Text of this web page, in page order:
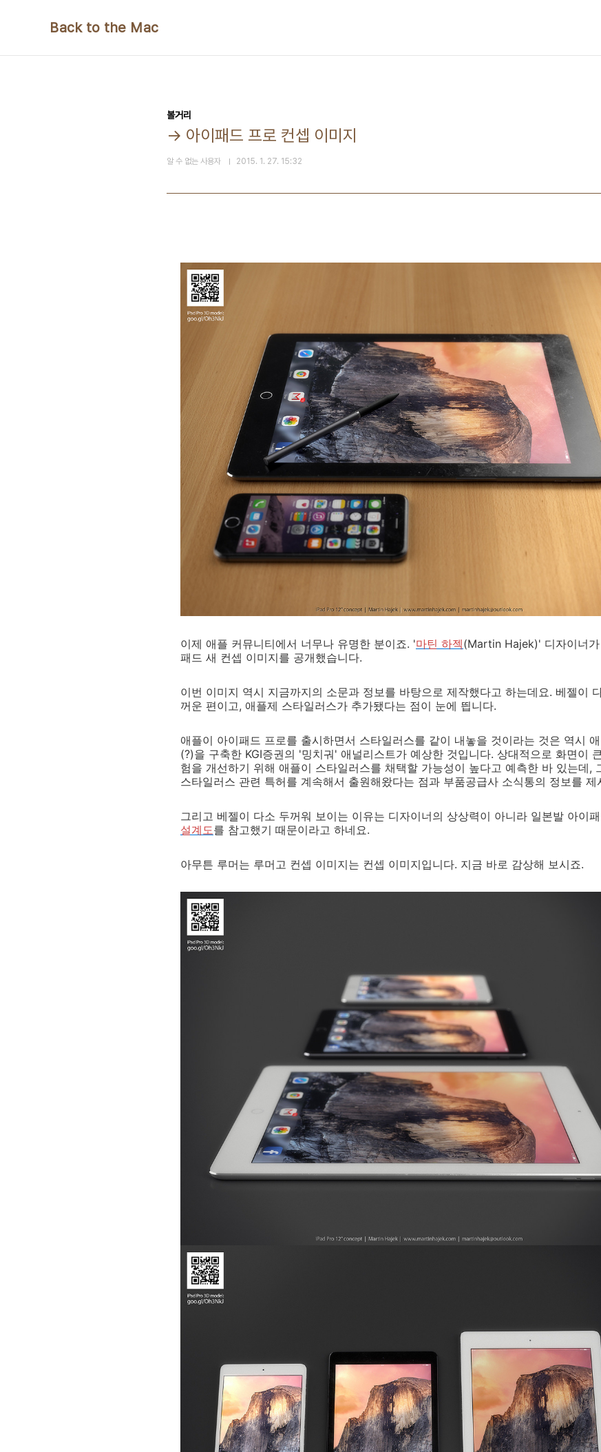
Back to the Mac
볼거리
→ 아이패드 프로 컨셉 이미지
알 수 없는 사용자 2015. 1. 27. 15:32
이제 애플 커뮤니티에서 너무나 유명한 분이죠. '마틴 하젝(Martin Hajek)' 디자이너
패드 새 컨셉 이미지를 공개했습니다.
이번 이미지 역시 지금까지의 소문과 정보를 바탕으로 제작했다고 하는데요. 베젤이
꺼운 편이고, 애플제 스타일러스가 추가됐다는 점이 눈에 띕니다.
애플이 아이패드 프로를 출시하면서 스타일러스를 같이 내놓을 것이라는 것은 역시
(?)을 구축한 KGI증권의 '밍치궈' 애널리스트가 예상한 것입니다. 상대적으로 화면이
험을 개선하기 위해 애플이 스타일러스를 채택할 가능성이 높다고 예측한 바 있는데,
스타일러스 관련 특허를 계속해서 출원해왔다는 점과 부품공급사 소식통의 정보를
그리고 베젤이 다소 두꺼워 보이는 이유는 디자이너의 상상력이 아니라 일본발 아이
설계도를 참고했기 때문이라고 하네요.
아무튼 루머는 루머고 컨셉 이미지는 컨셉 이미지입니다. 지금 바로 감상해 보시죠.